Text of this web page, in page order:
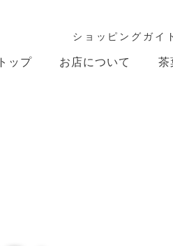
ショッピングガイ
トップ お店について 茶